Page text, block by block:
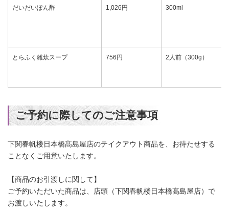
だいだいぽん酢 1,026円 300ml
とらふく雑炊スープ 756円 2人前（300g）
ご予約に際してのご注意事項
下関春帆楼日本橋髙島屋店のテイクアウト商品を、お待たせする
ことなくご用意いたします。
【商品のお引渡しに関して】
ご予約いただいた商品は、店頭（下関春帆楼日本橋髙島屋店）で
お渡しいたします。